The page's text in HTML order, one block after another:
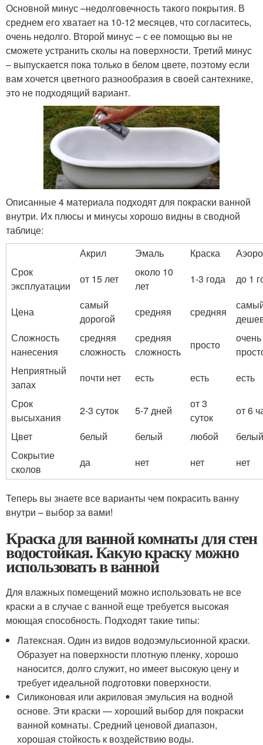
Основной минус –недолговечность такого покрытия. В
среднем его хватает на 10-12 месяцев, что согласитесь,
очень недолго. Второй минус – с ее помощью вы не
сможете устранить сколы на поверхности. Третий минус
– выпускается пока только в белом цвете, поэтому если
вам хочется цветного разнообразия в своей сантехнике,
это не подходящий вариант.
Описанные 4 материала подходят для покраски ванной
внутри. Их плюсы и минусы хорошо видны в сводной
таблице:
Акрил
Эмаль Краска
Срок
эксплуатации
от 15 лет
около 10
лет
1-3 года до 1
Цена
самый
дорогой
средняя средняя
Сложность
нанесения
средняя
сложность
средняя
сложность
просто
очень
Неприятный
запах
почти нет есть есть
есть
Срок
высыхания
2-3 суток 5-7 дней
от 3
суток
от 6
Цвет
белый белый любой
белый
Сокрытие
сколов
да нет нет нет
Теперь вы знаете все варианты чем покрасить ванну
внутри – выбор за вами!
Краска для ванной комнаты для стен
водостойкая. Какую краску можно
использовать в ванной
Для влажных помещений можно использовать не все
краски а в случае с ванной еще требуется высокая
моющая способность. Подходят такие типы:
Латексная. Один из видов водоэмульсионной краски.
Образует на поверхности плотную пленку, хорошо
наносится, долго служит, но имеет высокую цену и
требует идеальной подготовки поверхности.
Силиконовая или акриловая эмульсия на водной
основе. Эти краски — хороший выбор для покраски
ванной комнаты. Средний ценовой диапазон,
хорошая стойкость к воздействию воды.